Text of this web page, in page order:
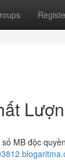
MB độc